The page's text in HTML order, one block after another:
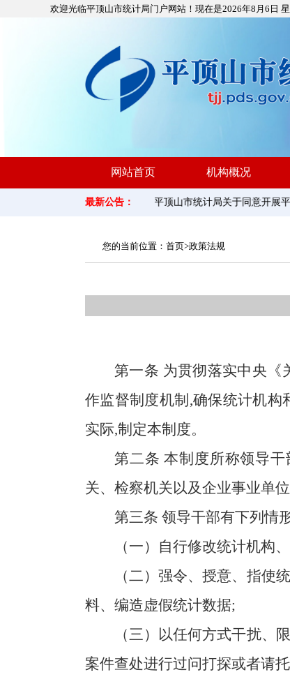
欢迎光临平顶山市统计局门户网站！现在是2026年8月6日
网站首页 机构概况
最新公告： 平顶山市统计局关于同意开展平
您的当前位置： 首页>政策法规
第一条 为贯彻落实中央《
作监督制度机制,确保统计机
实际,制定本制度。
第二条 本制度所称领导
关、检察机关以及企业事业单
第三条 领导干部有下列情
（一）自行修改统计机构
（二）强令、授意、指使
料、编造虚假统计数据;
（三）以任何方式干扰、
案件查处进行过问打探或者请